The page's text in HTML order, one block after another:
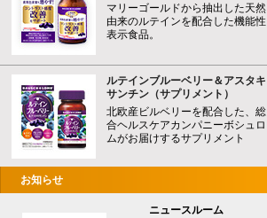
マリーゴールドから抽出した天然
由来のルテインを配合した機能性
表示食品。
ルテインブルーベリー＆アスタキ
サンチン（サプリメント）
北欧産ビルベリーを配合した、総
合ヘルスケアカンパニーボシュロ
ムがお届けするサプリメント
お知らせ
ニュースルーム